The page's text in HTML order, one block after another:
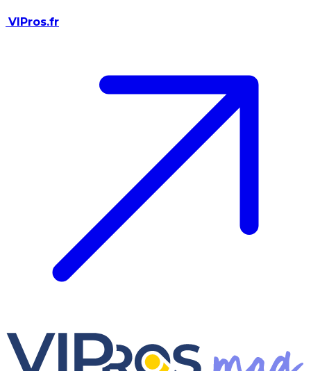
VIPros.fr